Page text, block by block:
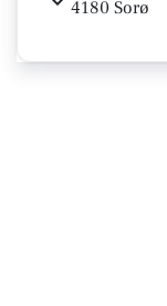
4180 Sorø